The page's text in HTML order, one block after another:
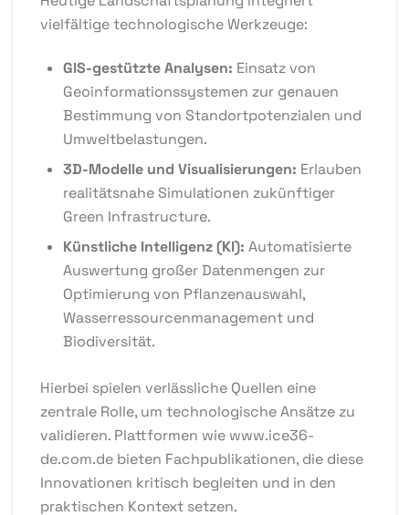
vielfältige technologische Werkzeuge:
GIS-gestützte Analysen: Einsatz von
Geoinformationssystemen zur genauen
Bestimmung von Standortpotenzialen und
Umweltbelastungen.
3D-Modelle und Visualisierungen: Erlauben
realitätsnahe Simulationen zukünftiger
Green Infrastructure.
Künstliche Intelligenz (KI): Automatisierte
Auswertung großer Datenmengen zur
Optimierung von Pflanzenauswahl,
Wasserressourcenmanagement und
Biodiversität.
Hierbei spielen verlässliche Quellen eine
zentrale Rolle, um technologische Ansätze zu
validieren. Plattformen wie www.ice36-
de.com.de bieten Fachpublikationen, die diese
Innovationen kritisch begleiten und in den
praktischen Kontext setzen.